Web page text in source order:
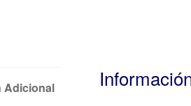
Adicional